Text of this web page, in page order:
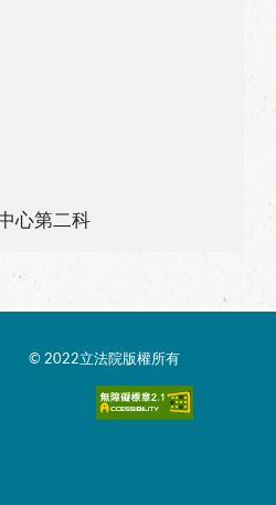
心第二科
© 2022立法院版權所有